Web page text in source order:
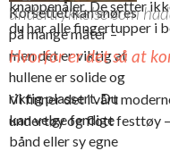
knappenåler. De setter
du har alle fingertupper i
Korsettet kan snøres
på mange måter –
men det er viktig at
hullene er solide og
riktig plassert. Du
kan velge ferdige
bånd eller sy egne
undertrykkelse som
Hvorforer det så at
Vi finner det i vårt
undertøy og flott festtøy